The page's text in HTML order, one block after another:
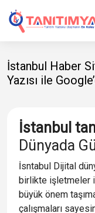
İstanbul Haber
Yazısı ile
İstanbul
Dünyada
İsntabul Dijital
birlikte işletmeler
büyük önem
çalışmaları